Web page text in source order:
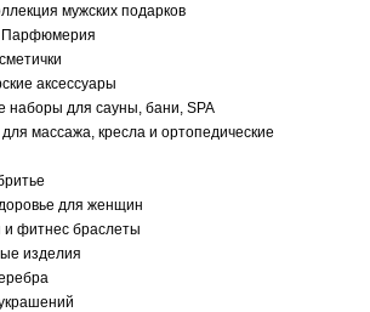
мужских подарков
Парфюмерия
аксессуары
наборы для сауны, бани, SPA
массажа, кресла и ортопедические
для женщин
фитнес браслеты
изделия